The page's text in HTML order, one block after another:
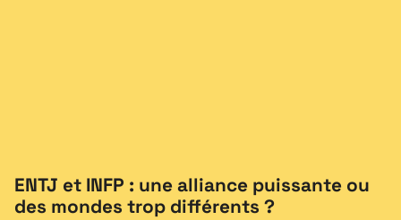
ENTJ et INFP : une alliance puissante ou
des mondes trop différents ?